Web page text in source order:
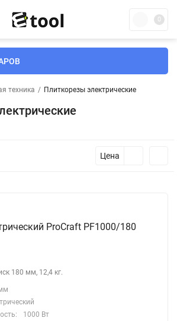
0
техника / Плиткорезы электрические
Цена
ProCraft PF1000/180
180 мм, 12,4 кг.
1000 Вт